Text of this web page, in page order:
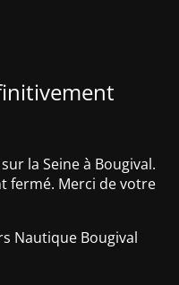
la Seine à Bougival.
fermé. Merci de votre
Nautique Bougival